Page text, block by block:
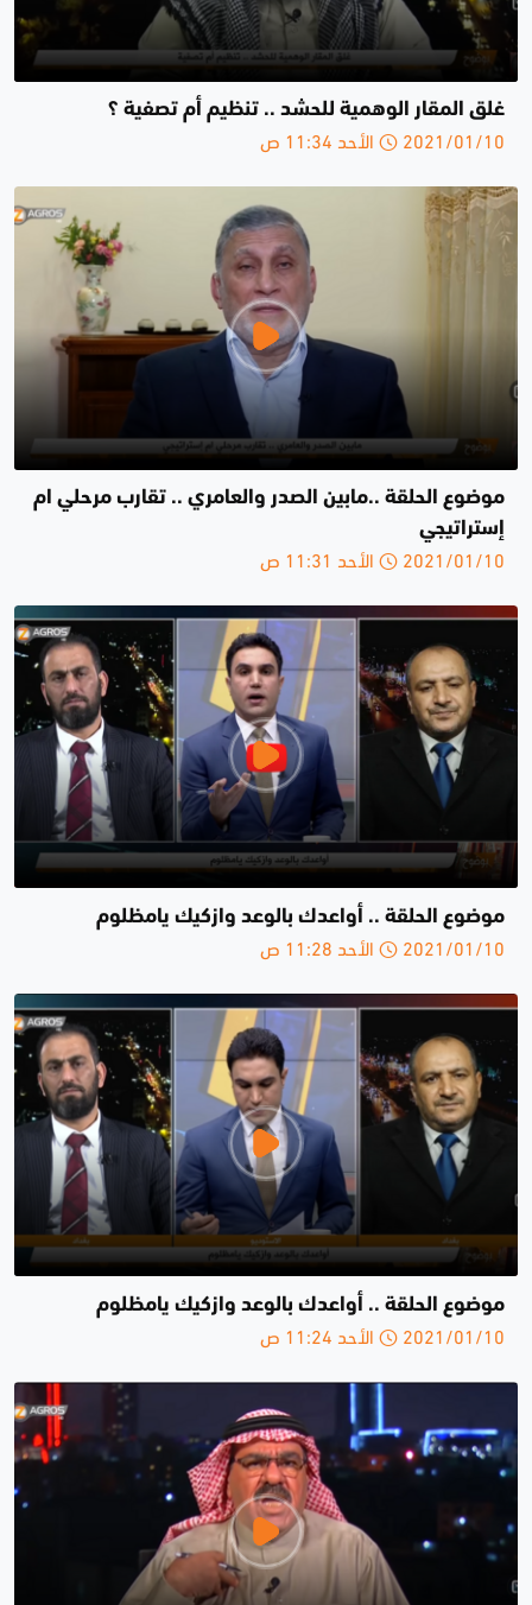
غلق المقار الوهمية للحشد .. تنظيم أم تصفية ؟
2021/01/10 الأحد 11:34 ص
موضوع الحلقة ..مابين الصدر والعامري .. تقارب مرحلي ام
إستراتيجي
2021/01/10 الأحد 11:31 ص
موضوع الحلقة .. أواعدك بالوعد وازكيك يامظلوم
2021/01/10 الأحد 11:28 ص
موضوع الحلقة .. أواعدك بالوعد وازكيك يامظلوم
2021/01/10 الأحد 11:24 ص